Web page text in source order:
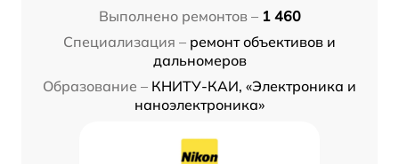
Выполнено ремонтов – 1 460
Специализация – ремонт объективов и
дальномеров
Образование – КНИТУ-КАИ, «Электроника и
наноэлектроника»